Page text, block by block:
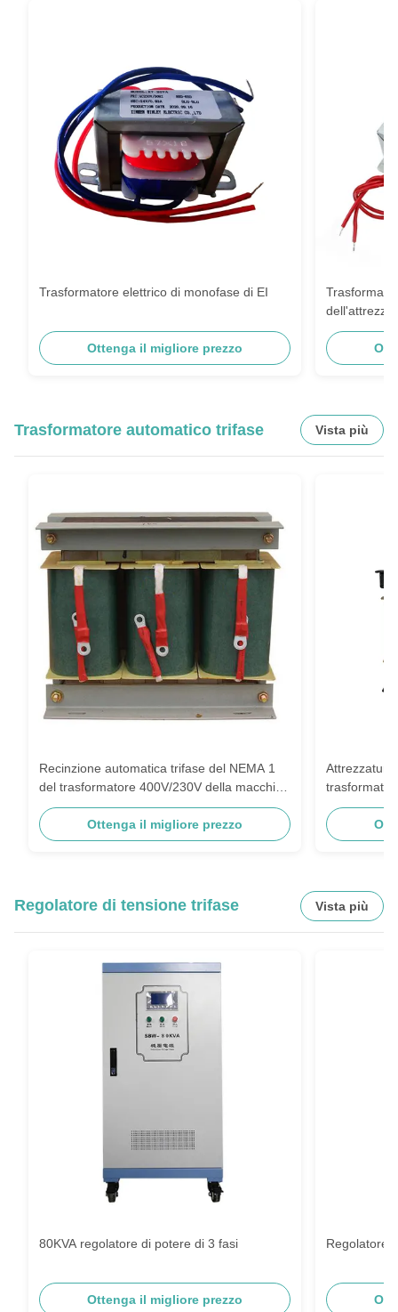
Trasformatore elettrico di monofase di EI
Ottenga il migliore prezzo
Trasformatore automatico trifase Vista più
Recinzione automatica trifase del NEMA 1
del trasformatore 400V/230V della macchina
di CNC 16KVA
Ottenga il migliore prezzo
Attrezzatura
240Y/139V
Regolatore di tensione trifase Vista più
80KVA regolatore di potere di 3 fasi
Ottenga il migliore prezzo
Regolatore